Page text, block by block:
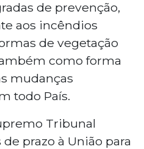
de prevenção,
aos incêndios
de vegetação
como forma
mudanças
todo País.
Tribunal
prazo à União para